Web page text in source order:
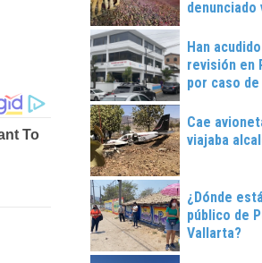
Han
revisión en
por caso
Cae
viajaba
¿Dónde
público de
Vallarta?